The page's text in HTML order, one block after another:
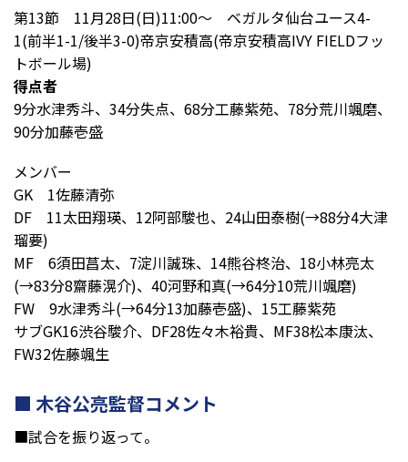
第13節 11月28日(日)11:00～ ベガルタ仙台ユース4-
1(前半1-1/後半3-0)帝京安積高(帝京安積高IVY FIELDフッ
トボール場)
得点者
9分水津秀斗、34分失点、68分工藤紫苑、78分荒川颯磨、
90分加藤壱盛
メンバー
GK 1佐藤清弥
DF 11太田翔瑛、12阿部駿也、24山田泰樹(→88分4大津
瑠要)
MF 6須田菖太、7淀川誠珠、14熊谷柊治、18小林亮太
(→83分8齋藤滉介)、40河野和真(→64分10荒川颯磨)
FW 9水津秀斗(→64分13加藤壱盛)、15工藤紫苑
サブGK16渋谷駿介、DF28佐々木裕貴、MF38松本康汰、
FW32佐藤颯生
木谷公亮監督コメント
■試合を振り返って。